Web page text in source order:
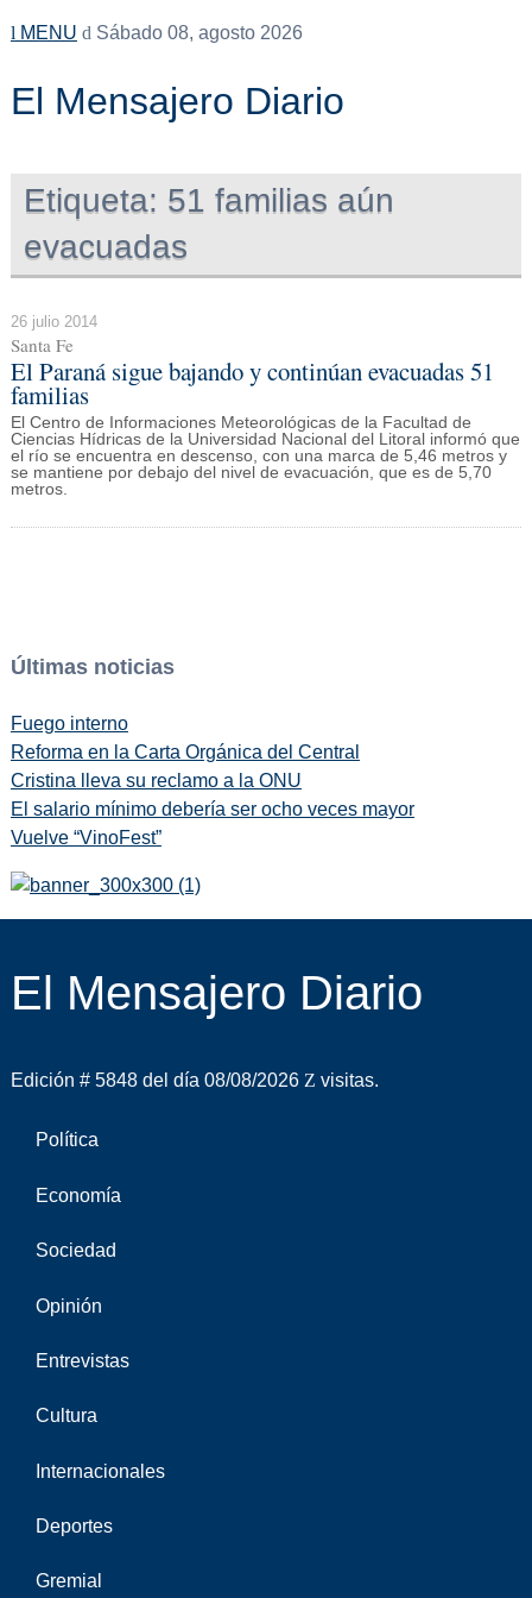
MENU Sábado 08, agosto 2026
El Mensajero Diario
Etiqueta: 51 familias aún
evacuadas
26 julio 2014
Santa Fe
El Paraná sigue bajando y continúan evacuadas 51
familias
El Centro de Informaciones Meteorológicas de la Facultad de
Ciencias Hídricas de la Universidad Nacional del Litoral informó que
el río se encuentra en descenso, con una marca de 5,46 metros y
se mantiene por debajo del nivel de evacuación, que es de 5,70
metros.
Últimas noticias
Fuego interno
Reforma en la Carta Orgánica del Central
Cristina lleva su reclamo a la ONU
El salario mínimo debería ser ocho veces mayor
Vuelve “VinoFest”
El Mensajero Diario
Edición # 5848 del día 08/08/2026 visitas.
Política
Economía
Sociedad
Opinión
Entrevistas
Cultura
Internacionales
Deportes
Gremial